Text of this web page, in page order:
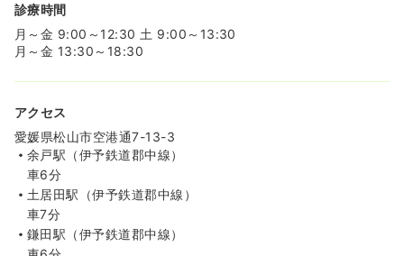
診療時間
月～金 9:00～12:30 土 9:00～13:30
月～金 13:30～18:30
アクセス
愛媛県松山市空港通7-13-3
余戸駅（伊予鉄道郡中線）
車6分
土居田駅（伊予鉄道郡中線）
車7分
鎌田駅（伊予鉄道郡中線）